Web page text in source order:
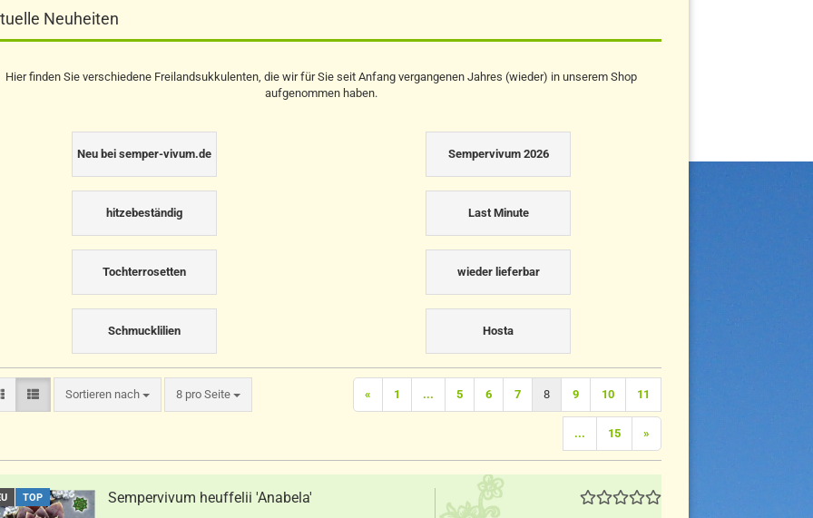
Neuheiten
Hier finden Sie verschiedene Freilandsukkulenten, die wir für Sie seit Anfang vergangenen Jahres (wieder) in unserem Shop
aufgenommen haben.
Neu bei semper-vivum.de Sempervivum 2026
hitzebeständig Last Minute
Tochterrosetten wieder lieferbar
Schmucklilien Hosta
Sortieren nach
Sortieren nach 8 pro Seite
pro Seite « 1 ... 5 6 7 8 9 10 11
... 15 »
TOP Sempervivum heuffelii 'Anabela'